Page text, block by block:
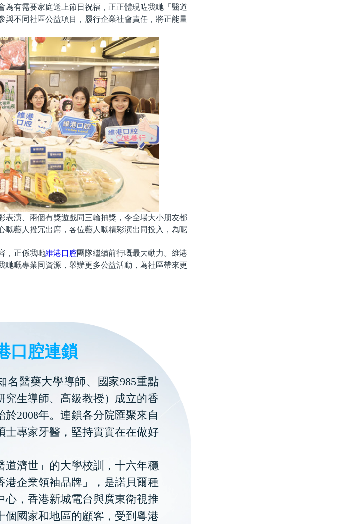
為有需要家庭送上節日祝福，正正體現咗我哋「醫道
與不同社區公益項目，履行企業社會責任，將正能量
表演、兩個有獎遊戲同三輪抽獎，令全場大小朋友都
嘅藝人撥冗出席，各位藝人嘅精彩演出同投入，為呢
，正係我哋維港口腔團隊繼續前行嘅最大動力。維港
哋嘅專業同資源，舉辦更多公益活動，為社區帶來更
口腔連鎖
名醫藥大學導師、國家985重點
究生導師、高級教授）成立的香
2008年。連鎖各分院匯聚來自
士專家牙醫，堅持實實在在做好
道濟世」的大學校訓，十六年穩
港企業領袖品牌」，是諾貝爾種
心，香港新城電台與廣東衛視推
個國家和地區的顧客，受到粵港